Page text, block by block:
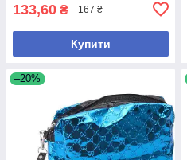
133,60 ₴ 167 ₴
Купити
–20%